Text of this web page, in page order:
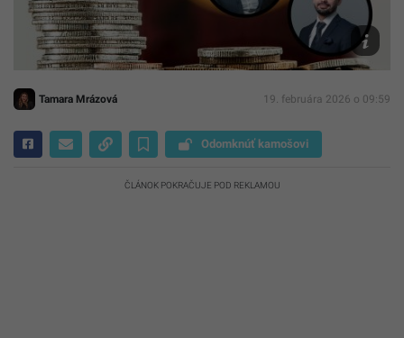
Archív
Startitup
Tamara Mrázová 19. februára 2026 o 09:59
Odomknúť kamošovi
ČLÁNOK POKRAČUJE POD REKLAMOU